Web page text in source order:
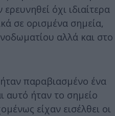
όχι ιδιαίτερα
σε ορισμένα σημεία,
αλλά και στο
παραβιασμένο ένα
αυτό ήταν το σημείο
είχαν εισέλθει οι